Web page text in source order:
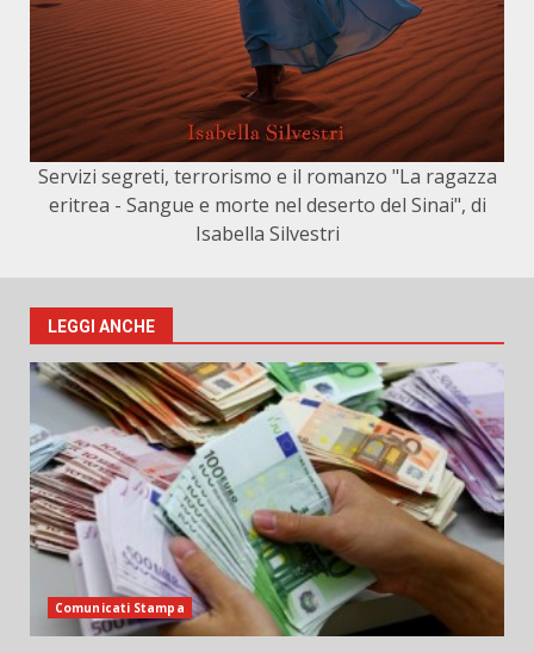
Servizi segreti, terrorismo e il romanzo "La ragazza
eritrea - Sangue e morte nel deserto del Sinai", di
Isabella Silvestri
LEGGI ANCHE
Comunicati Stampa